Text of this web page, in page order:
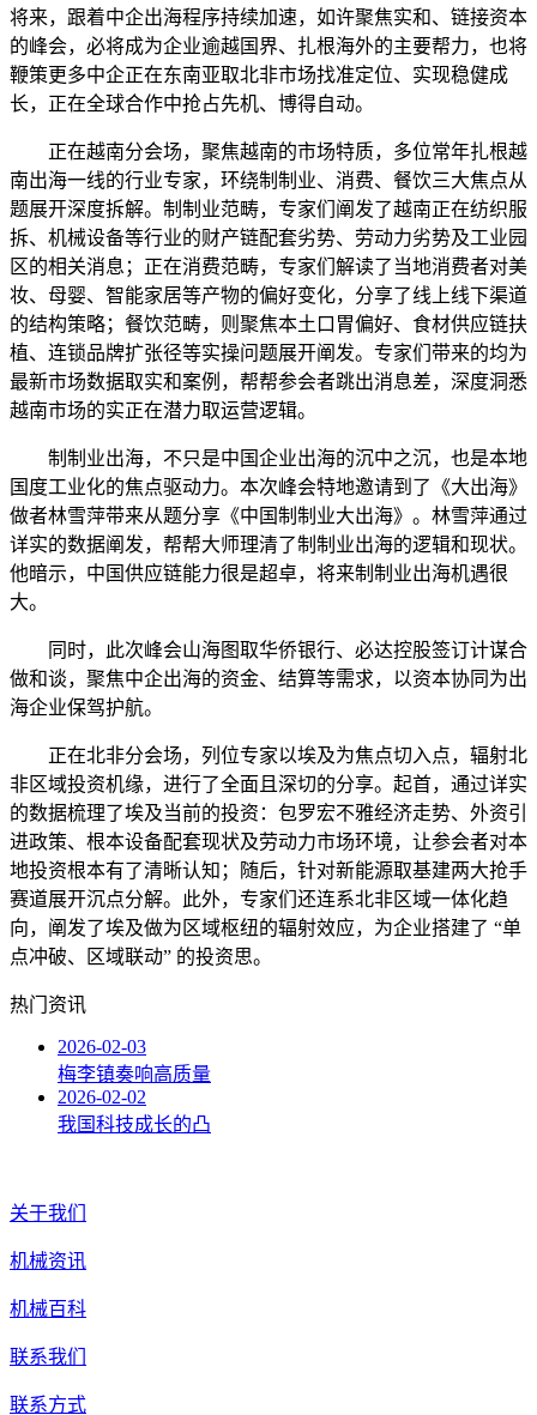
将来，跟着中企出海程序持续加速，如许聚焦实和、链接资本
的峰会，必将成为企业逾越国界、扎根海外的主要帮力，也将
鞭策更多中企正在东南亚取北非市场找准定位、实现稳健成
长，正在全球合作中抢占先机、博得自动。
正在越南分会场，聚焦越南的市场特质，多位常年扎根越
南出海一线的行业专家，环绕制制业、消费、餐饮三大焦点从
题展开深度拆解。制制业范畴，专家们阐发了越南正在纺织服
拆、机械设备等行业的财产链配套劣势、劳动力劣势及工业园
区的相关消息；正在消费范畴，专家们解读了当地消费者对美
妆、母婴、智能家居等产物的偏好变化，分享了线上线下渠道
的结构策略；餐饮范畴，则聚焦本土口胃偏好、食材供应链扶
植、连锁品牌扩张径等实操问题展开阐发。专家们带来的均为
最新市场数据取实和案例，帮帮参会者跳出消息差，深度洞悉
越南市场的实正在潜力取运营逻辑。
制制业出海，不只是中国企业出海的沉中之沉，也是本地
国度工业化的焦点驱动力。本次峰会特地邀请到了《大出海》
做者林雪萍带来从题分享《中国制制业大出海》。林雪萍通过
详实的数据阐发，帮帮大师理清了制制业出海的逻辑和现状。
他暗示，中国供应链能力很是超卓，将来制制业出海机遇很
大。
同时，此次峰会山海图取华侨银行、必达控股签订计谋合
做和谈，聚焦中企出海的资金、结算等需求，以资本协同为出
海企业保驾护航。
正在北非分会场，列位专家以埃及为焦点切入点，辐射北
非区域投资机缘，进行了全面且深切的分享。起首，通过详实
的数据梳理了埃及当前的投资：包罗宏不雅经济走势、外资引
进政策、根本设备配套现状及劳动力市场环境，让参会者对本
地投资根本有了清晰认知；随后，针对新能源取基建两大抢手
赛道展开沉点分解。此外，专家们还连系北非区域一体化趋
向，阐发了埃及做为区域枢纽的辐射效应，为企业搭建了 “单
点冲破、区域联动” 的投资思。
热门资讯
2026-02-03
梅李镇奏响高质量
2026-02-02
我国科技成长的凸
关于我们
机械资讯
机械百科
联系我们
联系方式